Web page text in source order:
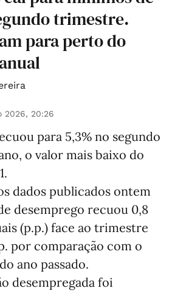
trimestre.
para perto do
2026, 20:26
para 5,3% no segundo
o valor mais baixo do
dados publicados ontem
desemprego recuou 0,8
(p.p.) face ao trimestre
por comparação com o
ano passado.
desempregada foi